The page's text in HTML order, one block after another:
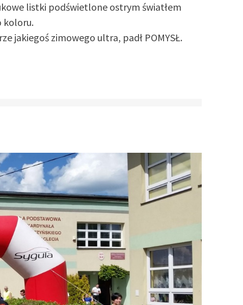
listki podświetlone ostrym światłem
koloru.
jakiegoś zimowego ultra, padł POMYSŁ.